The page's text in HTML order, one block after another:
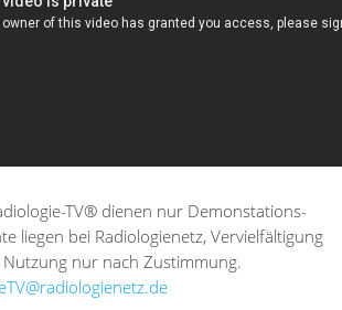
TV® die­nen nur De­mon­s­ta­ti­ons­
lie­gen bei Ra­dio­lo­gie­netz, Ver­viel­fäl­ti­gung
nur nach Zu­stim­mung.
ed.zt
eneig
oloid
ar@VT